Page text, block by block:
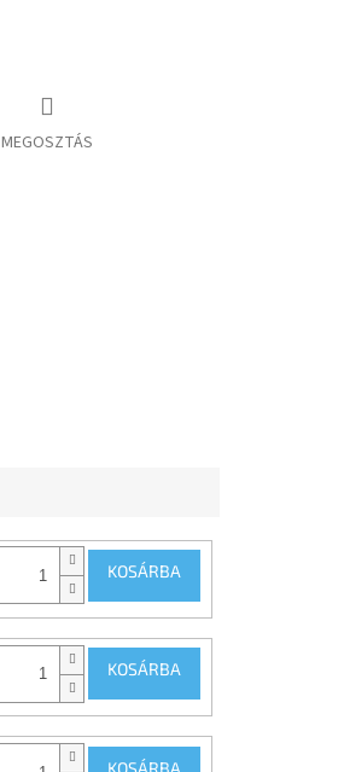
MEGOSZTÁS
KOSÁRBA
KOSÁRBA
KOSÁRBA